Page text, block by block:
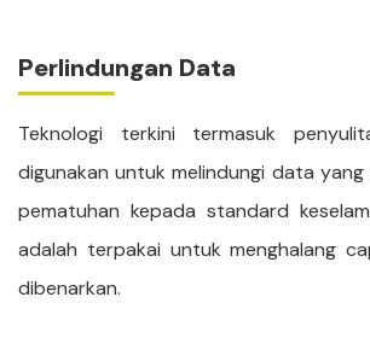
Perlindungan Data
Teknologi terkini termasuk
digunakan untuk melindungi data yang
pematuhan kepada standard
adalah terpakai untuk menghalang
dibenarkan.